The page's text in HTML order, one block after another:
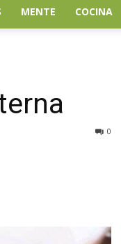
MENTE COCINA
0